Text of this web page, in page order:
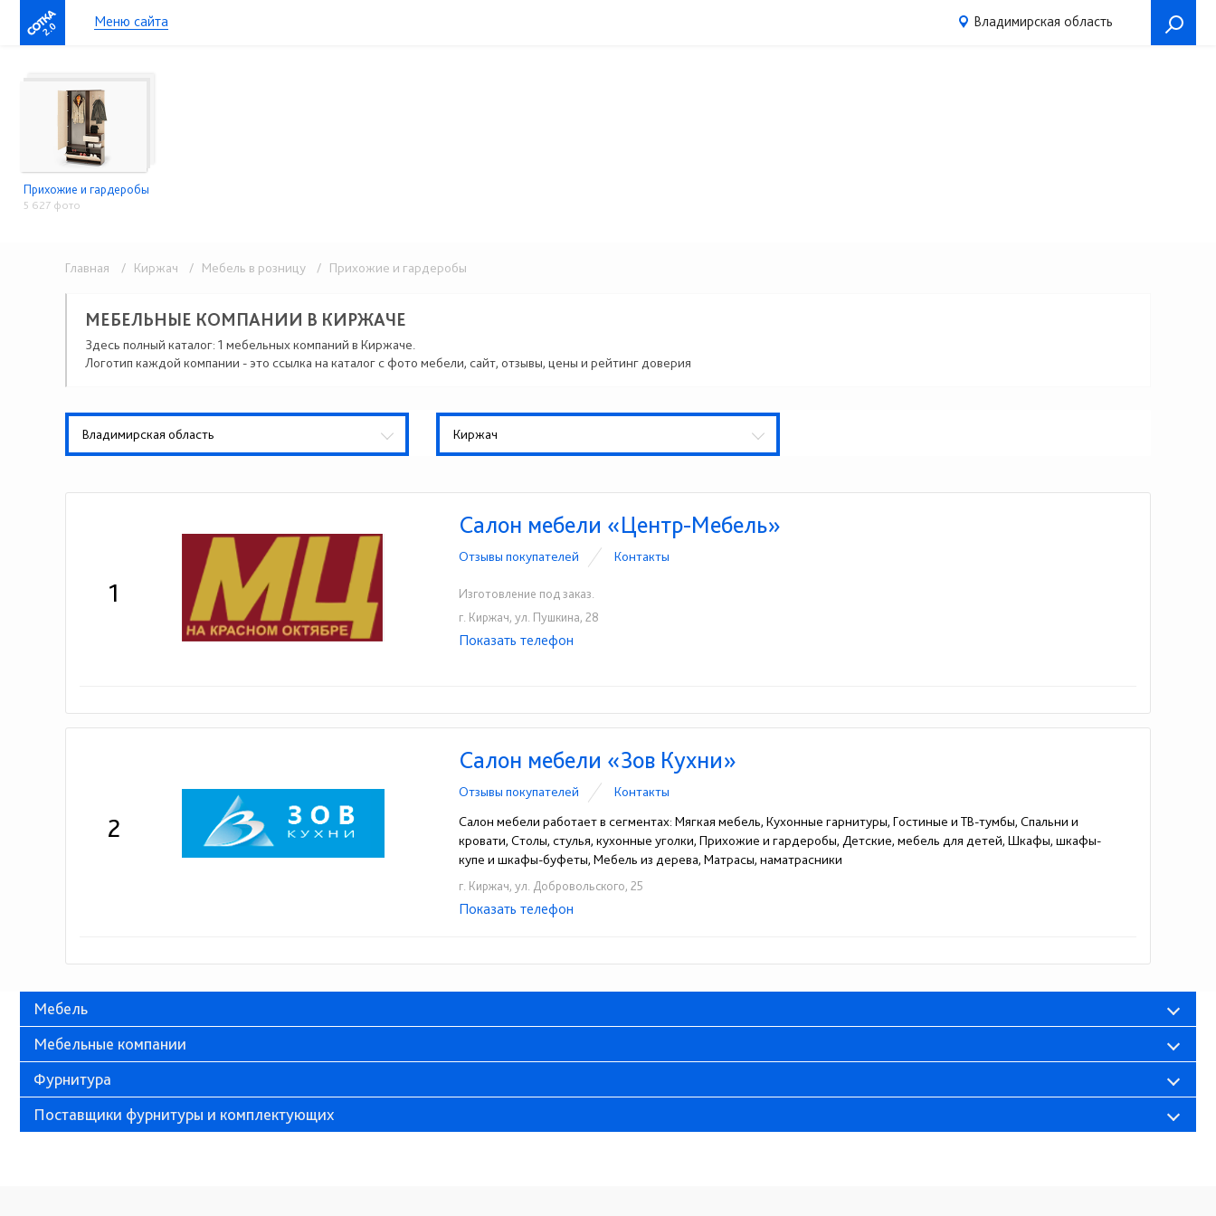
2.0 Меню сайта Владимирская область
Прихожие и гардеробы
5 627 фото
Главная / Киржач / Мебель в розницу / Прихожие и гардеробы
МЕБЕЛЬНЫЕ КОМПАНИИ В КИРЖАЧЕ
Здесь полный каталог: 1 мебельных компаний в Киржаче.
Логотип каждой компании - это ссылка на каталог с фото мебели, сайт, отзывы, цены и рейтинг доверия
Владимирская область Киржач
1
Салон мебели «Центр-Мебель»
Отзывы покупателей Контакты
Изготовление под заказ.
г. Киржач, ул. Пушкина, 28
☎+7(49237)6-15-26
Показать телефон
2
Салон мебели «Зов Кухни»
Отзывы покупателей
Контакты
Салон мебели работает в сегментах: Мягкая мебель, Кухонные гарнитуры, Гостиные и ТВ-тумбы, Спальни и
кровати, Столы, стулья, кухонные уголки, Прихожие и гардеробы, Детские, мебель для детей, Шкафы, шкафы-
купе и шкафы-буфеты, Мебель из дерева, Матрасы, наматрасники
г. Киржач, ул. Добровольского, 25
☎+7(49237)2-12-24
Показать телефон
Мебель
Мебельные компании
Фурнитура
Поставщики фурнитуры и комплектующих